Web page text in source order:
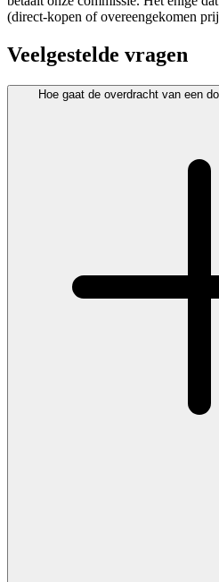
(direct-kopen of overeengekomen
Veelgestelde vragen
Hoe gaat de overdracht van een